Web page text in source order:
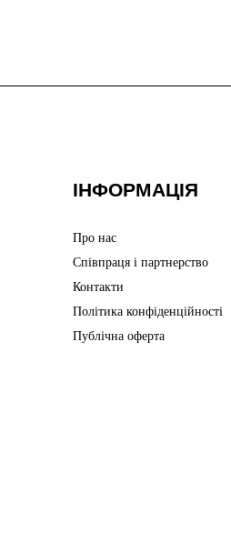
ІНФОРМАЦІЯ
Про нас
Співпраця і партнерство
Контакти
Політика конфіденційності
Публічна оферта